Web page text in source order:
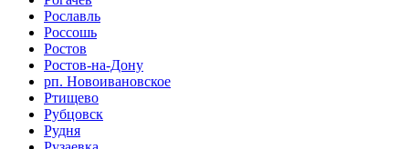
Рославль
Россошь
Ростов
Ростов-на-Дону
рп. Новоивановское
Ртищево
Рубцовск
Рудня